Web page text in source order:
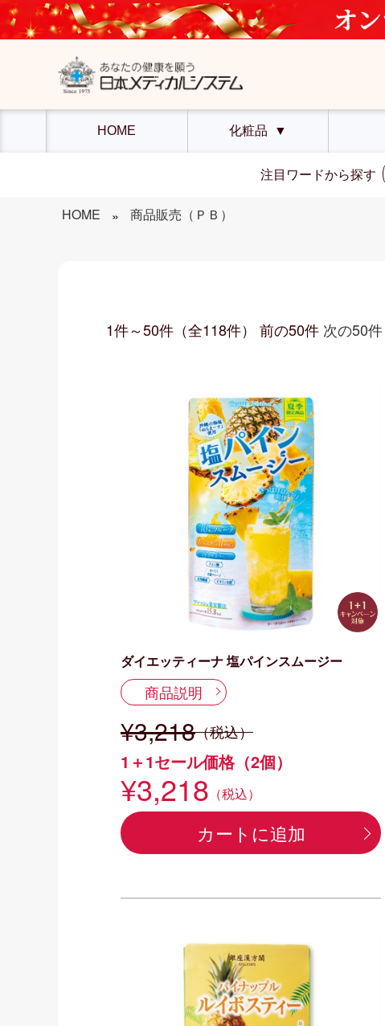
HOME 化粧品 ▼
注目ワードから探す
HOME » 商品販売（ＰＢ）
1件～50件（全118件） 前の50件 次の50件
ダイエッティーナ 塩パインスムージー
商品説明
¥3,218（税込）
1＋1セール価格（2個）
¥3,218 （税込）
カートに追加